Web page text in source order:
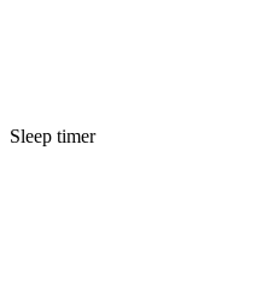
Sleep timer